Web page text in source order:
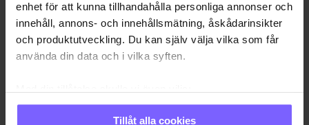
enhet för att kunna tillhandahålla personliga annonser och
innehåll, annons- och innehållsmätning, åskådarinsikter
och produktutveckling. Du kan själv välja vilka som får
använda din data och i vilka syften.
Samla in information om din geografiska plats
Tillåt alla cookies
DELA DEN HÄR ARTIKELN